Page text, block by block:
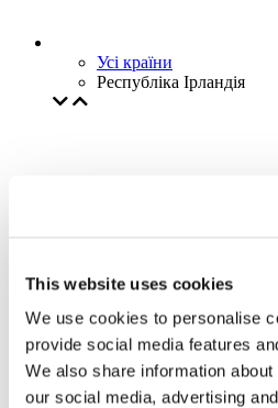
This website uses cookies
We use cookies to personalise
provide social media features
We also share information
our social media, advertising
Усі країни
Республіка Ірландія